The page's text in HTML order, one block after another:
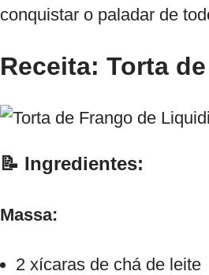
conquistar o paladar de
Receita: Torta
📝 Ingredientes:
Massa:
2 xícaras de chá de leite